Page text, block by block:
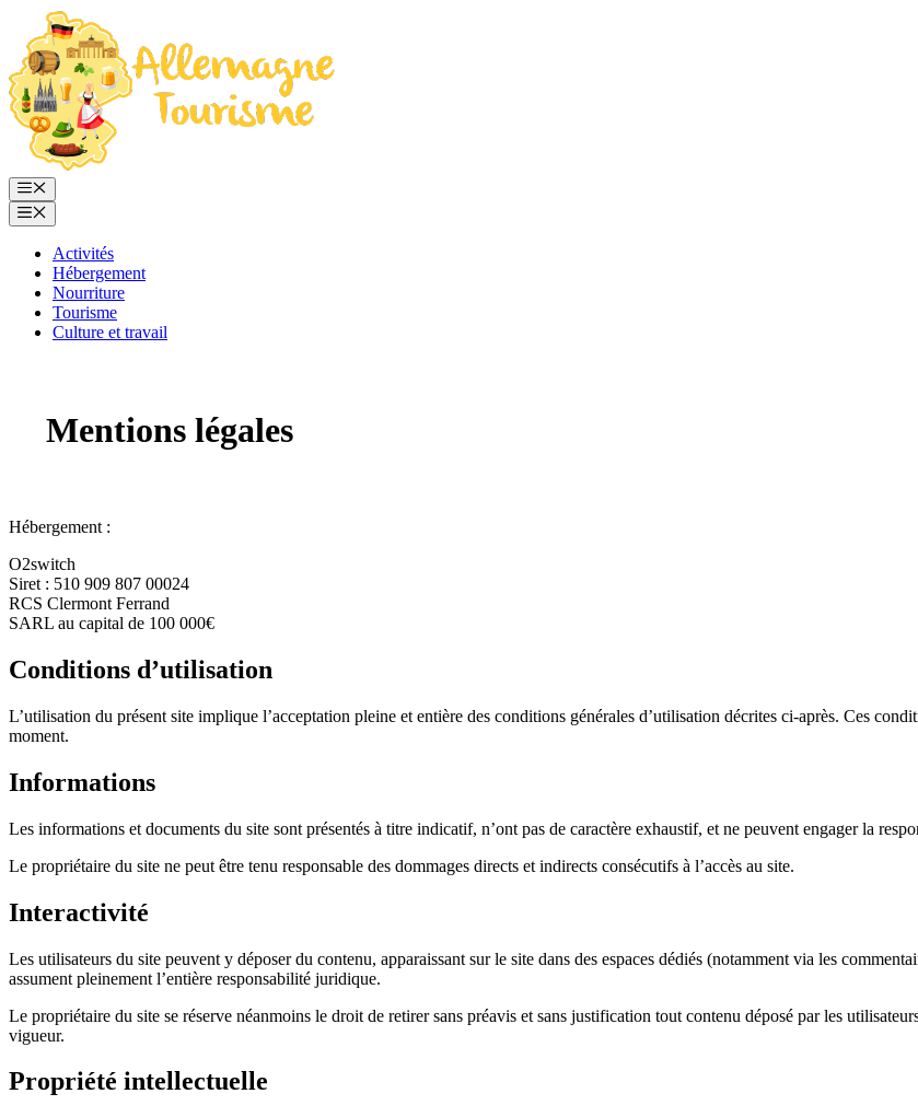
contenu
Menu
Menu
Activités
Hébergement
Nourriture
Tourisme
Culture et travail
Mentions légales
Hébergement :
O2switch
Siret : 510 909 807 00024
RCS Clermont Ferrand
SARL au capital de 100 000€
Conditions d’utilisation
L’utilisation du présent site implique l’acceptation pleine et entière des conditions générales d’utilisation décrites ci-après. Ces
moment.
Informations
Les informations et documents du site sont présentés à titre indicatif, n’ont pas de caractère exhaustif, et ne peuvent engager la
Le propriétaire du site ne peut être tenu responsable des dommages directs et indirects consécutifs à l’accès au site.
Interactivité
Les utilisateurs du site peuvent y déposer du contenu, apparaissant sur le site dans des espaces dédiés (notamment via les
assument pleinement l’entière responsabilité juridique.
Le propriétaire du site se réserve néanmoins le droit de retirer sans préavis et sans justification tout contenu déposé par les
vigueur.
Propriété intellectuelle